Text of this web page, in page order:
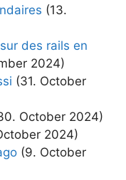
(13.
des rails en
2024)
(31. October
October 2024)
2024)
(9. October